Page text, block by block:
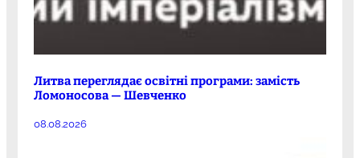
Литва переглядає освітні програми: замість
Ломоносова — Шевченко
08.08.2026